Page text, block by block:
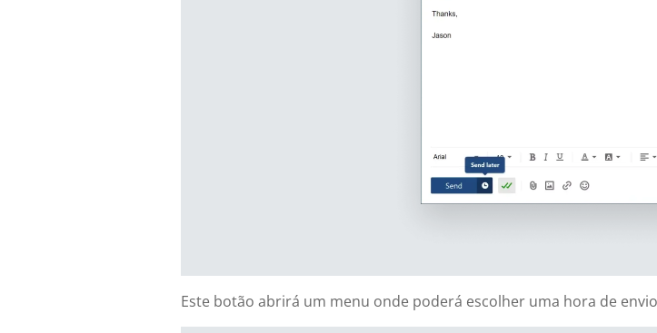
Este botão abrirá um menu onde poderá escolher uma hora de